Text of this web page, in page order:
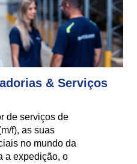
& Serviços
de serviços de
f), as suas
no mundo da
a expedição, o